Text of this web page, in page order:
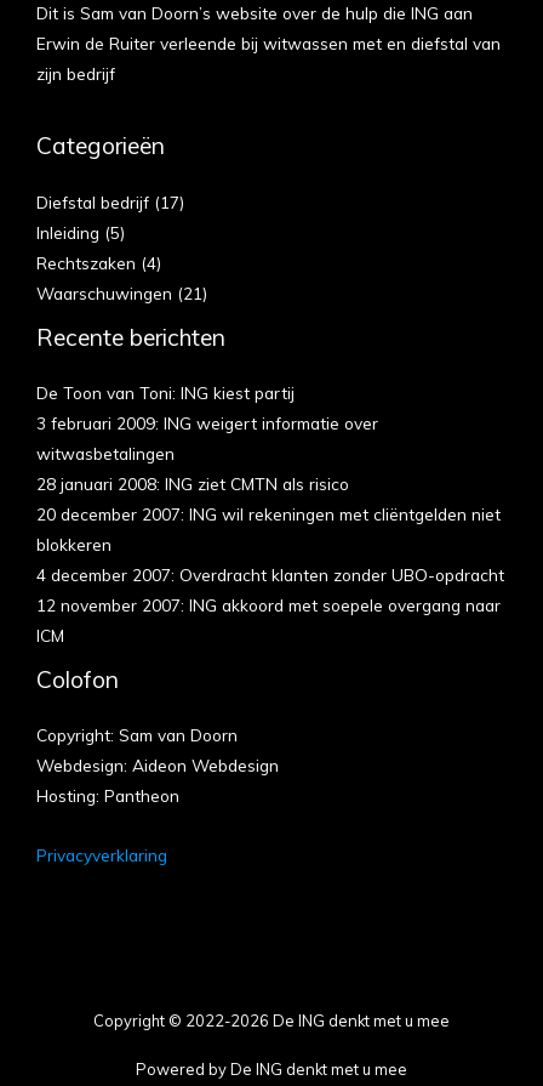
Dit is Sam van Doorn’s website over de hulp die ING aan
Erwin de Ruiter verleende bij witwassen met en diefstal van
zijn bedrijf
Categorieën
Diefstal bedrijf (17)
Inleiding (5)
Rechtszaken (4)
Waarschuwingen (21)
Recente berichten
De Toon van Toni: ING kiest partij
3 februari 2009: ING weigert informatie over
witwasbetalingen
28 januari 2008: ING ziet CMTN als risico
20 december 2007: ING wil rekeningen met cliëntgelden niet
blokkeren
4 december 2007: Overdracht klanten zonder UBO-opdracht
12 november 2007: ING akkoord met soepele overgang naar
ICM
Colofon
Copyright: Sam van Doorn
Webdesign: Aideon Webdesign
Hosting: Pantheon
Privacyverklaring
Copyright © 2022-2026 De ING denkt met u mee
Powered by De ING denkt met u mee